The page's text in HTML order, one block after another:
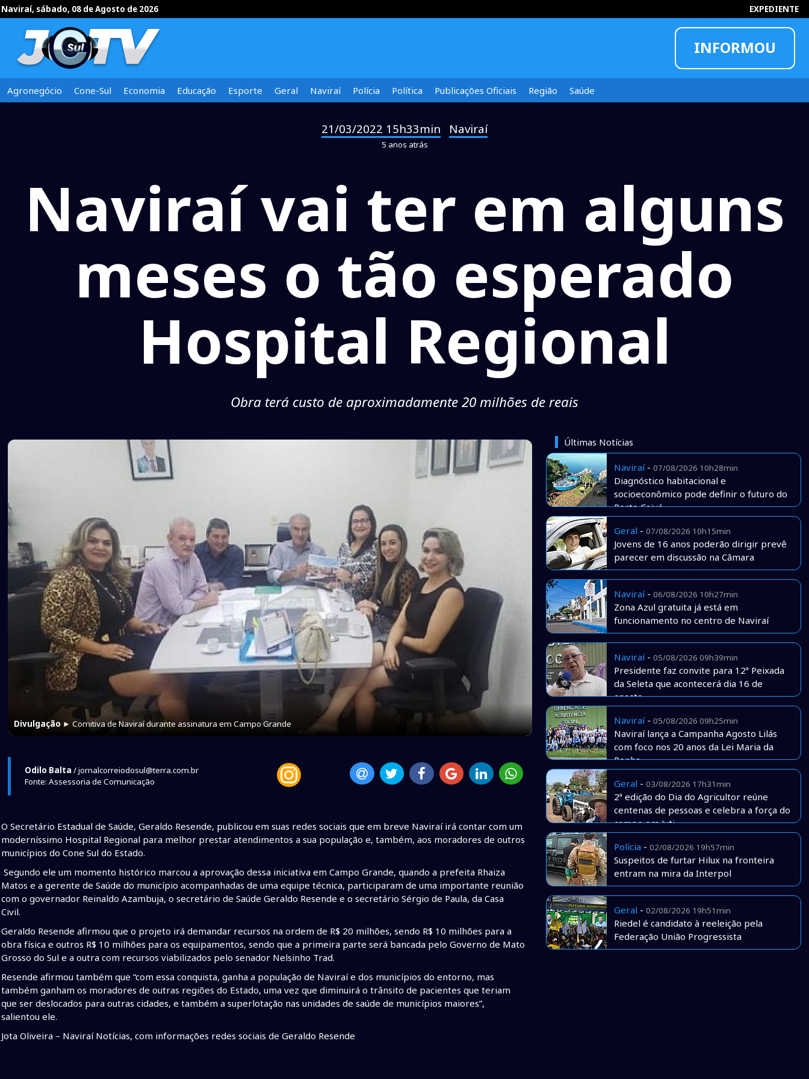
Naviraí, sábado, 08 de Agosto de 2026 EXPEDIENTE
INFORMOU
Agronegócio Cone-Sul Economia Educação Esporte Geral Naviraí Polícia Política Publicações Oficiais Região Saúde
21/03/2022 15h33min Naviraí
5 anos atrás
Naviraí vai ter em alguns
meses o tão esperado
Hospital Regional
Obra terá custo de aproximadamente 20 milhões de reais
Divulgação ► Comitiva de Naviraí durante assinatura em Campo Grande
Odilo Balta / jornalcorreiodosul@terra.com.br
Fonte: Assessoria de Comunicação
O Secretário Estadual de Saúde, Geraldo Resende, publicou em suas redes sociais que em breve Naviraí irá contar com um
moderníssimo Hospital Regional para melhor prestar atendimentos a sua população e, também, aos moradores de outros
municípios do Cone Sul do Estado.
Segundo ele um momento histórico marcou a aprovação dessa iniciativa em Campo Grande, quando a prefeita Rhaiza
Matos e a gerente de Saúde do município acompanhadas de uma equipe técnica, participaram de uma importante reunião
com o governador Reinaldo Azambuja, o secretário de Saúde Geraldo Resende e o secretário Sérgio de Paula, da Casa
Civil.
Geraldo Resende afirmou que o projeto irá demandar recursos na ordem de R$ 20 milhões, sendo R$ 10 milhões para a
obra física e outros R$ 10 milhões para os equipamentos, sendo que a primeira parte será bancada pelo Governo de Mato
Grosso do Sul e a outra com recursos viabilizados pelo senador Nelsinho Trad.
Resende afirmou também que “com essa conquista, ganha a população de Naviraí e dos municípios do entorno, mas
também ganham os moradores de outras regiões do Estado, uma vez que diminuirá o trânsito de pacientes que teriam
que ser deslocados para outras cidades, e também a superlotação nas unidades de saúde de municípios maiores”,
salientou ele.
Jota Oliveira – Naviraí Notícias, com informações redes sociais de Geraldo Resende
Últimas Notícias
Naviraí- 07/08/2026 10h28min
Diagnóstico habitacional e
socioeconômico pode definir o futuro do
Porto Caiuá
Geral - 07/08/2026 10h15min
Jovens de 16 anos poderão dirigir prevê
parecer em discussão na Câmara
Naviraí- 06/08/2026 10h27min
Zona Azul gratuita já está em
funcionamento no centro de Naviraí
Naviraí- 05/08/2026 09h39min
Presidente faz convite para 12ª Peixada
da Seleta que acontecerá dia 16 de
agosto
Naviraí- 05/08/2026 09h25min
Naviraí lança a Campanha Agosto Lilás
com foco nos 20 anos da Lei Maria da
Penha
Geral - 03/08/2026 17h31min
2ª edição do Dia do Agricultor reúne
centenas de pessoas e celebra a força do
campo em Juti
Polícia - 02/08/2026 19h57min
Suspeitos de furtar Hilux na fronteira
entram na mira da Interpol
Geral - 02/08/2026 19h51min
Riedel é candidato à reeleição pela
Federação União Progressista